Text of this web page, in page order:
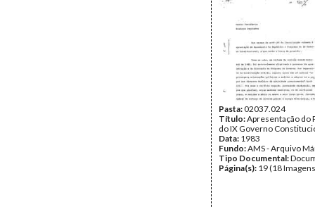
Pasta:02037.024
Título:Apresentação do
do IX Governo
Data: 1983
Fundo:AMS - Arquivo
Tipo Documental:
Página(s): 19 (18